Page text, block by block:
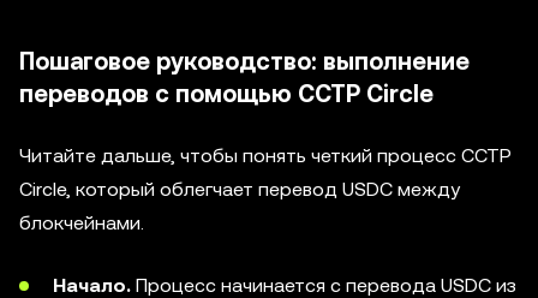
Пошаговое руководство: выполнение
переводов с помощью CCTP Circle
Читайте дальше, чтобы понять четкий процесс CCTP
Circle, который облегчает перевод USDC между
блокчейнами.
Начало. Процесс начинается с перевода USDC из